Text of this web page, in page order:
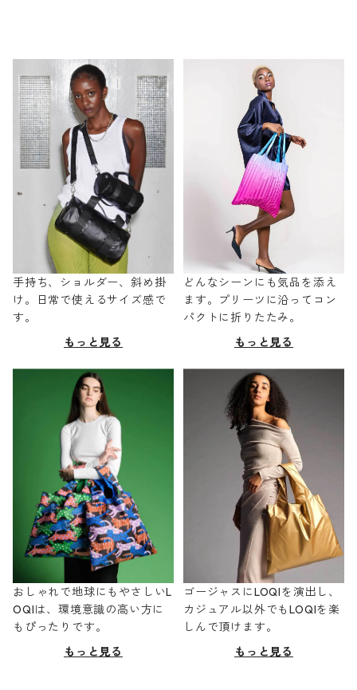
手持ち、ショルダー、斜め掛
け。日常で使えるサイズ感で
す。
もっと見る
どんなシーンにも気品を添え
ます。プリーツに沿ってコン
パクトに折りたたみ。
もっと見る
おしゃれで地球にもやさしいL
OQIは、環境意識の高い方に
もぴったりです。
もっと見る
ゴージャスにLOQIを演出し、
カジュアル以外でもLOQIを楽
しんで頂けます。
もっと見る